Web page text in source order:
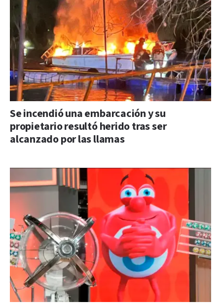
Se incendió una embarcación y su
propietario resultó herido tras ser
alcanzado por las llamas